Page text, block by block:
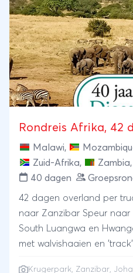
Rondreis Afrika, 42
Malawi,
Zuid-Afrika, Zambia,
40 dagen
42 dagen overland per
naar Zanzibar Speur naar wild in het Krugerpark,
South Luangwa en Hwange
met walvishaaien en
Krugerpark, Zanzibar,